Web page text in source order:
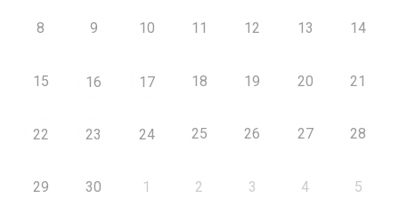
8 9 10 11 12 13 14
15 16 17 18 19 20 21
22 23 24 25 26 27 28
29 30 1 2 3 4 5